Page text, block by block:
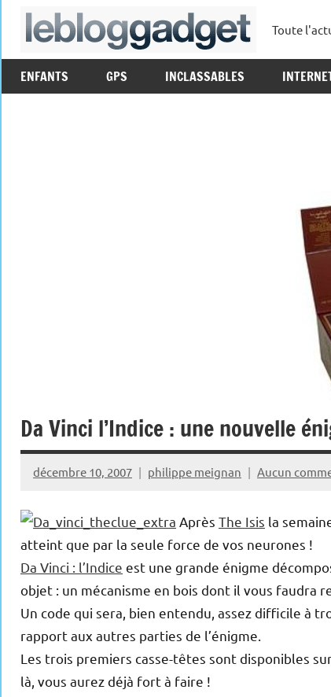
Aller
Toute
ENFANTS GPS INCLASSABLES
Da Vinci l’Indice : une nouvelle
décembre 10, 2007 philippe meignan Aucun
Après The Isis la
atteint que par la seule force de vos neurones !
Da Vinci : l’Indice est une grande énigme
objet : un mécanisme en bois dont il vous faudra
Un code qui sera, bien entendu, assez difficile à
rapport aux autres parties de l’énigme.
Les trois premiers casse-têtes sont disponibles
là, vous aurez déjà fort à faire !